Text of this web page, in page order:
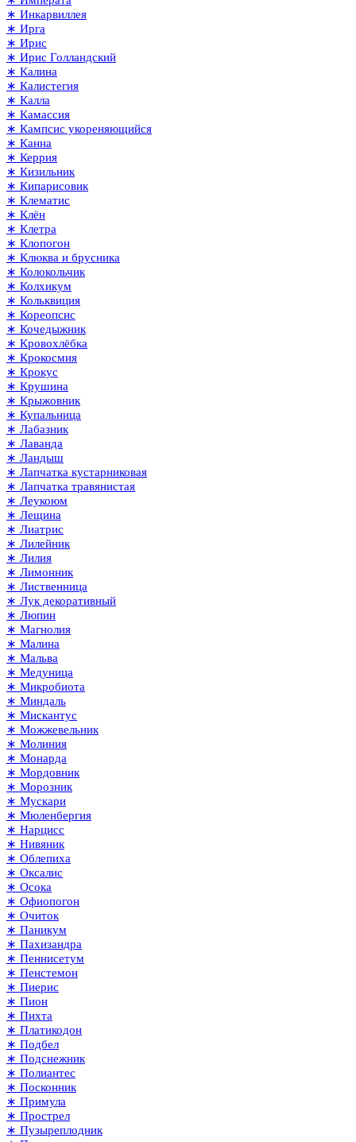
∗ Инкарвиллея
∗ Ирга
∗ Ирис
∗ Ирис Голландский
∗ Калина
∗ Калистегия
∗ Калла
∗ Камассия
∗ Кампсис укореняющийся
∗ Канна
∗ Керрия
∗ Кизильник
∗ Кипарисовик
∗ Клематис
∗ Клён
∗ Клетра
∗ Клопогон
∗ Клюква и брусника
∗ Колокольчик
∗ Колхикум
∗ Кольквиция
∗ Кореопсис
∗ Кочедыжник
∗ Кровохлёбка
∗ Крокосмия
∗ Крокус
∗ Крушина
∗ Крыжовник
∗ Купальница
∗ Лабазник
∗ Лаванда
∗ Ландыш
∗ Лапчатка кустарниковая
∗ Лапчатка травянистая
∗ Леукоюм
∗ Лещина
∗ Лиатрис
∗ Лилейник
∗ Лилия
∗ Лимонник
∗ Лиственница
∗ Лук декоративный
∗ Люпин
∗ Магнолия
∗ Малина
∗ Мальва
∗ Медуница
∗ Микробиота
∗ Миндаль
∗ Мискантус
∗ Можжевельник
∗ Молиния
∗ Монарда
∗ Мордовник
∗ Морозник
∗ Мускари
∗ Мюленбергия
∗ Нарцисс
∗ Нивяник
∗ Облепиха
∗ Оксалис
∗ Осока
∗ Офиопогон
∗ Очиток
∗ Паникум
∗ Пахизандра
∗ Пеннисетум
∗ Пенстемон
∗ Пиерис
∗ Пион
∗ Пихта
∗ Платикодон
∗ Подбел
∗ Подснежник
∗ Полиантес
∗ Посконник
∗ Примула
∗ Прострел
∗ Пузыреплодник